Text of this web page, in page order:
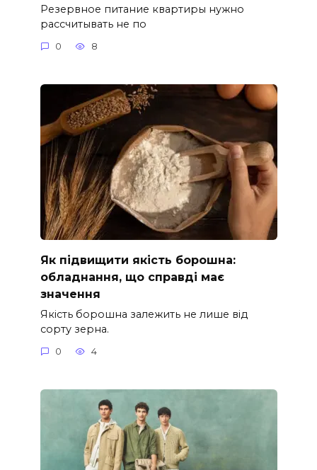
Резервное питание квартиры нужно
рассчитывать не по
0 8
Як підвищити якість борошна:
обладнання, що справді має
значення
Якість борошна залежить не лише від
сорту зерна.
0 4